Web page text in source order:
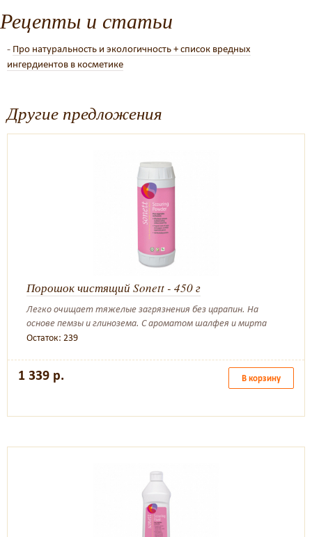
Рецепты и статьи
- Про натуральность и экологичность + список вредных
ингердиентов в косметике
Другие предложения
Порошок чистящий Sonett - 450 г
Легко очищает тяжелые загрязнения без царапин. На
основе пемзы и глинозема. С ароматом шалфея и мирта
Остаток: 239
1 339 р. В корзину